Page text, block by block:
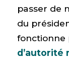
passer de
du
fonctionne
d’autorité